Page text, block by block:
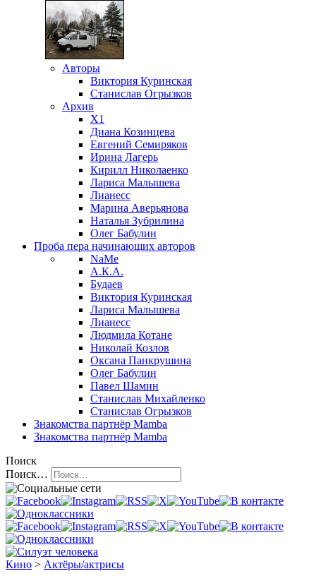
Авторы
Виктория Куринская
Станислав Огрызков
Архив
X1
Диана Козинцева
Евгений Семиряков
Ирина Лагерь
Кирилл Николаенко
Лариса Малышева
Лианесс
Марина Аверьянова
Наталья Зубрилина
Олег Бабулин
Проба пера начинающих авторов
NaMe
А.К.А.
Будаев
Виктория Куринская
Лариса Малышева
Лианесс
Людмила Котане
Николай Козлов
Оксана Панкрушина
Олег Бабулин
Павел Шамин
Станислав Михайленко
Станислав Огрызков
Знакомства партнёр Mamba
Знакомства партнёр Mamba
Поиск
Поиск…
Кино > Актёры/актрисы